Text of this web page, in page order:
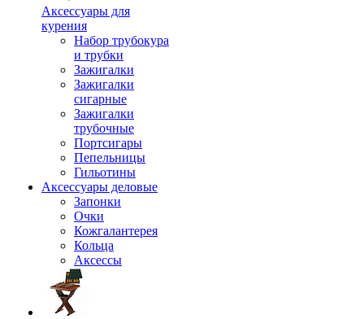
Аксессуары для
курения
Набор трубокура
и трубки
Зажигалки
Зажигалки
сигарные
Зажигалки
трубочные
Портсигары
Пепельницы
Гильотины
Аксессуары деловые
Запонки
Очки
Кожгалантерея
Кольца
Аксессы